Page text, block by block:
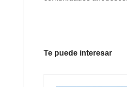
Te puede interesar